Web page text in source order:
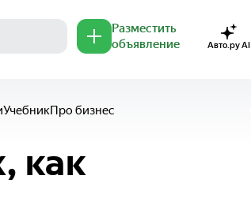
Разместить
объявление
Авто.ру AI
УчебникПро бизнес
как